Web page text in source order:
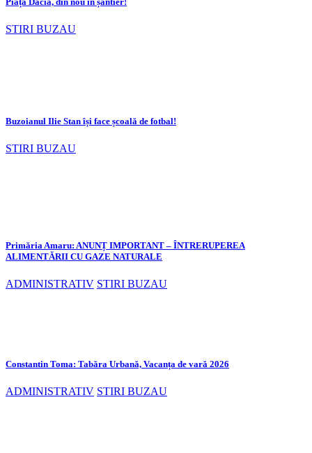
STIRI BUZAU
Buzoianul Ilie Stan își face școală de fotbal!
STIRI BUZAU
Primăria Amaru: ANUNȚ IMPORTANT – ÎNTRERUPEREA
ALIMENTĂRII CU GAZE NATURALE
ADMINISTRATIV STIRI BUZAU
Constantin Toma: Tabăra Urbană, Vacanța de vară 2026
ADMINISTRATIV STIRI BUZAU